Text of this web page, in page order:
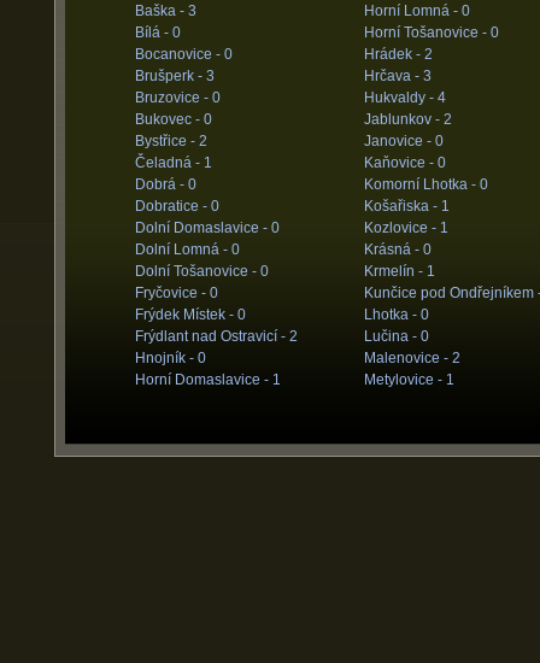
Baška - 3
Bílá - 0
Bocanovice - 0
Brušperk - 3
Bruzovice - 0
Bukovec - 0
Bystřice - 2
Čeladná - 1
Dobrá - 0
Dobratice - 0
Dolní Domaslavice - 0
Dolní Lomná - 0
Dolní Tošanovice - 0
Fryčovice - 0
Frýdek Místek - 0
Frýdlant nad Ostravicí - 2
Hnojník - 0
Horní Domaslavice - 1
Horní Lomná - 0
Horní Tošanovice - 0
Hrádek - 2
Hrčava - 3
Hukvaldy - 4
Jablunkov - 2
Janovice - 0
Kaňovice - 0
Komorní Lhotka - 0
Košařiska - 1
Kozlovice - 1
Krásná - 0
Krmelín - 1
Kunčice pod Ondřejníkem
Lhotka - 0
Lučina - 0
Malenovice - 2
Metylovice - 1